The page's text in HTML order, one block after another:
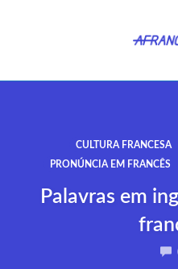
CULTURA FRANCESA
PRONÚNCIA EM FRANCÊS
Palavras em